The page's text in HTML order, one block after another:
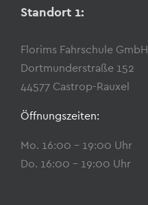
Standort 1:
Florims Fahrschule GmbH
Dortmunderstraße 152
44577 Castrop-Rauxel
Öffnungszeiten:
Mo. 16:00 – 19:00 Uhr
Do. 16:00 – 19:00 Uhr